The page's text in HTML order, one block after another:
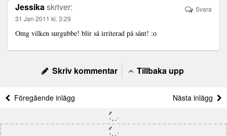
Jessikaskriver:
31 Jan 2011 kl. 3:29
Omg vilken surgubbe! blir så irriterad på sånt! :o
Svara
Skriv kommentar Tillbaka upp
Föregående inlägg Nästa inlägg